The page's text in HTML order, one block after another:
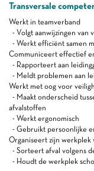
Transversale
Werkt in teamverband
- Volgt aanwijzingen van
- Werkt efficiënt samen
Communiceert effectief
- Rapporteert aan
- Meldt problemen aan
Werkt met oog voor
- Maakt onderscheid
afvalstoffen
- Werkt ergonomisch
- Gebruikt persoonlijke
Organiseert zijn
- Sorteert afval volgens
- Houdt de werkplek